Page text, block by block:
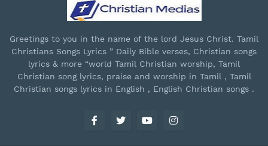
Greetings to you in the name of the lord Jesus Christ. Tamil
Christians Songs Lyrics ” Daily Bible verses, Christian songs
lyrics & more “world Tamil Christian worship, Tamil
Christian song lyrics, praise and worship in Tamil , Tamil
Christian songs lyrics in English , English Christian songs .